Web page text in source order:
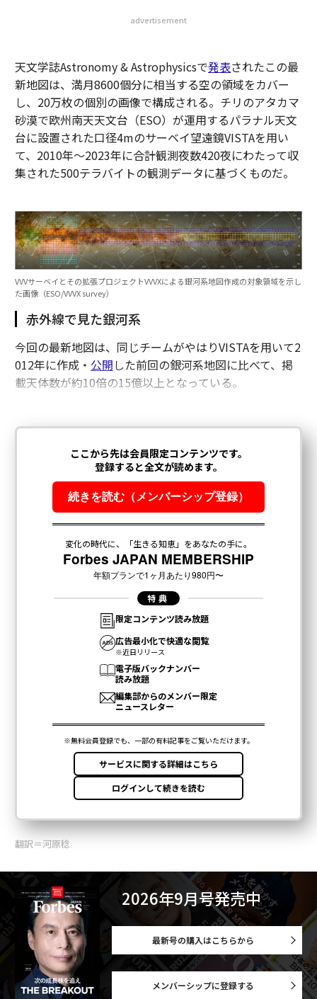
advertisement
天文学誌Astronomy & Astrophysicsで発表されたこの最
新地図は、満月8600個分に相当する空の領域をカバー
し、20万枚の個別の画像で構成される。チリのアタカマ
砂漠で欧州南天天文台（ESO）が運用するパラナル天文
台に設置された口径4mのサーベイ望遠鏡VISTAを用い
て、2010年～2023年に合計観測夜数420夜にわたって収
集された500テラバイトの観測データに基づくものだ。
VVVサーベイとその拡張プロジェクトVVVXによる銀河系地図作成の対象領域を示し
た画像（ESO/VVVX survey）
赤外線で見た銀河系
今回の最新地図は、同じチームがやはりVISTAを用いて2
012年に作成・ 公開した前回の銀河系地図に比べて、掲
載天体数が約10倍の15億以上となっている。
翻訳＝河原稔
2026年9月号発売中
最新号の購入はこちらから
メンバーシップに登録する